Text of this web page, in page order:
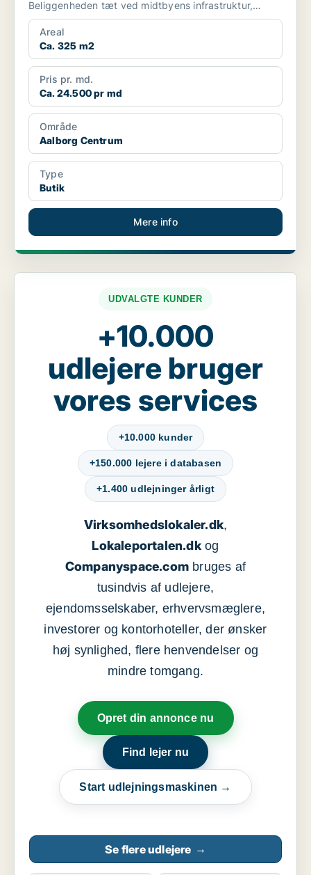
Beliggenheden tæt ved midtbyens infrastruktur,
parkering og offentl...
Areal
Ca. 325 m2
Pris pr. md.
Ca. 24.500 pr md
Område
Aalborg Centrum
Type
Butik
Mere info
UDVALGTE KUNDER
+10.000
udlejere bruger
vores services
+10.000 kunder
+150.000 lejere i databasen
+1.400 udlejninger årligt
Virksomhedslokaler.dk,
Lokaleportalen.dkog
Companyspace.com bruges af
tusindvis af udlejere,
ejendomsselskaber, erhvervsmæglere,
investorer og kontorhoteller, der ønsker
høj synlighed, flere henvendelser og
mindre tomgang.
Opret din annonce nu
Find lejer nu
Start udlejningsmaskinen →
Se flere udlejere →